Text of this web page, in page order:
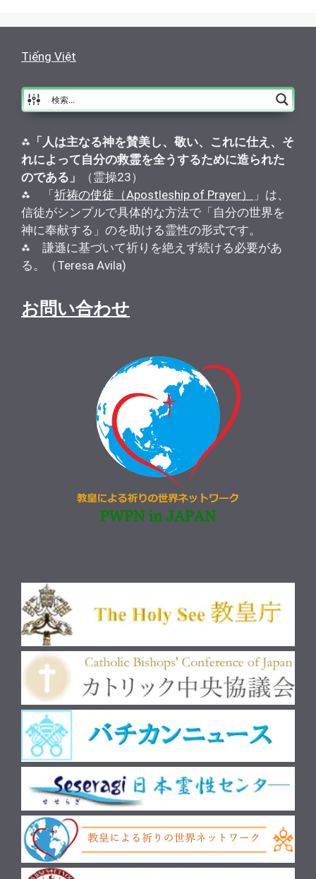
Tiếng Việt
⁂ 「人は主なる神を賛美し、敬い、これに仕え、そ
れによって自分の救霊を全うするために造られた
のである」
（霊操23）
⁂ 「祈祷の使徒（Apostleship of Prayer）
」は、
信徒がシンプルで具体的な方法で「自分の世界を
神に奉献する」のを助ける霊性の形式です。
⁂ 謙遜に基づいて祈りを絶えず続ける必要があ
る。（Teresa Avila)
お問い合わせ